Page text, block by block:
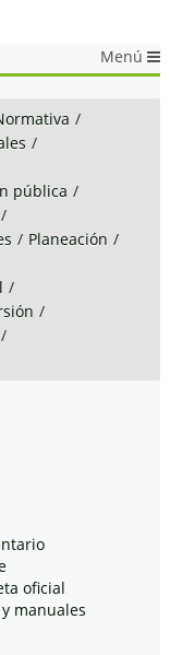
Menú
/
/
pública /
/
/ Planeación /
/
/
/
oficial
manuales